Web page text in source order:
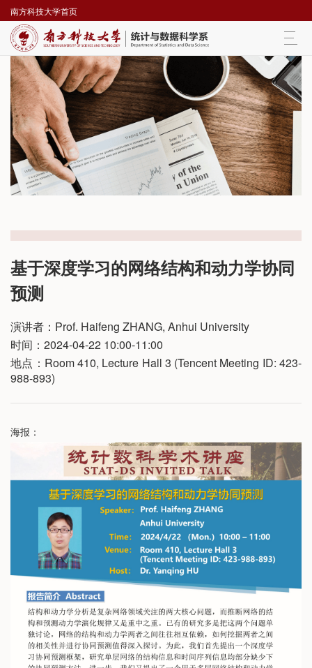
南方科技大学首页
基于深度学习的网络结构和动力学协同
预测
演讲者：Prof. Haifeng ZHANG, Anhui University
时间：2024-04-22 10:00-11:00
地点：Room 410, Lecture Hall 3 (Tencent Meeting ID: 423-
988-893)
海报：